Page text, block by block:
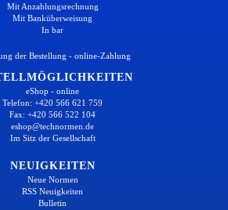
Mit Anzahlungsrechnung
Mit Banküberweisung
In bar
der Bestellung - online-Zahlung
eShop - online
Telefon: +420 566 621 759
Fax: +420 566 522 104
eshop@technormen.de
Im Sitz der Gesellschaft
NEUIGKEITEN
Neue Normen
RSS Neuigkeiten
Bulletin